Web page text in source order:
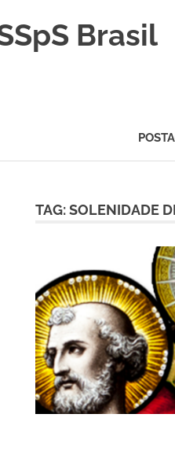
Brasil
TAG:SOLENIDADE